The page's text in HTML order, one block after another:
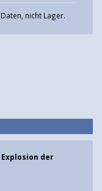
nicht Lager.
der